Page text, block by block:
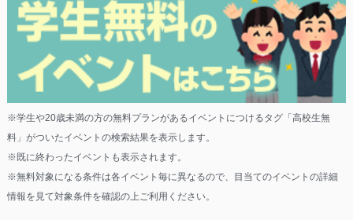
※学生や20歳未満の方の無料プランがあるイベントにつけるタグ「高校生無
料」がついたイベントの検索結果を表示します。
※既に終わったイベントも表示されます。
※無料対象になる条件は各イベント毎に異なるので、目当てのイベントの詳細
情報を見て対象条件を確認の上ご利用ください。